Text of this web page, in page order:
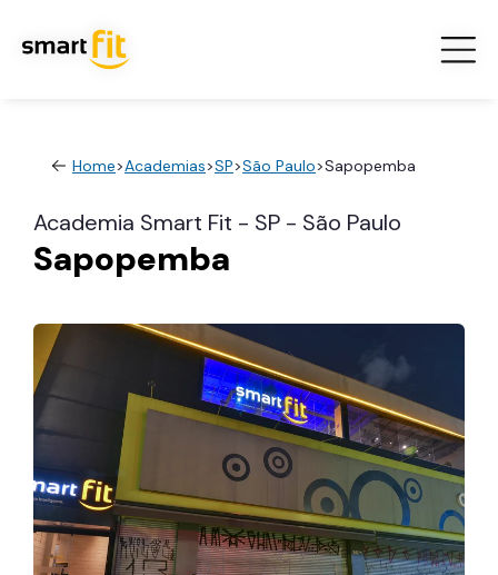
Home>Academias>SP>São Paulo>Sapopemba
Academia Smart Fit - SP - São Paulo
Sapopemba